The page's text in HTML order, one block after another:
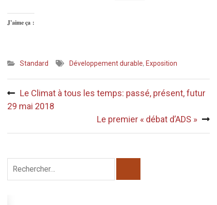
J’aime ça :
Standard Développement durable, Exposition
de
Le Climat à tous les temps: passé, présent, futur
29 mai 2018
Le premier « débat d’ADS »